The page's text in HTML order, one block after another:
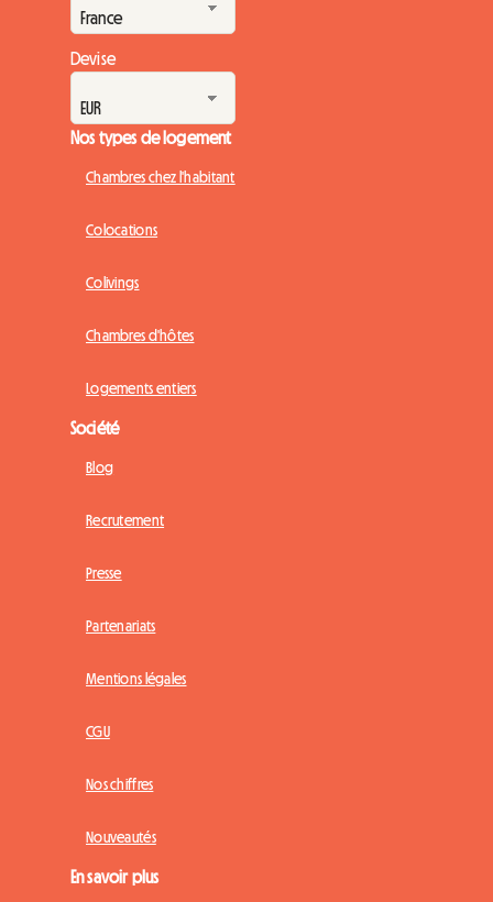
Devise
Nos types de logement
Chambres chez l'habitant
Colocations
Colivings
Chambres d'hôtes
Logements entiers
Société
Blog
Recrutement
Presse
Partenariats
Mentions légales
CGU
Nos chiffres
Nouveautés
En savoir plus